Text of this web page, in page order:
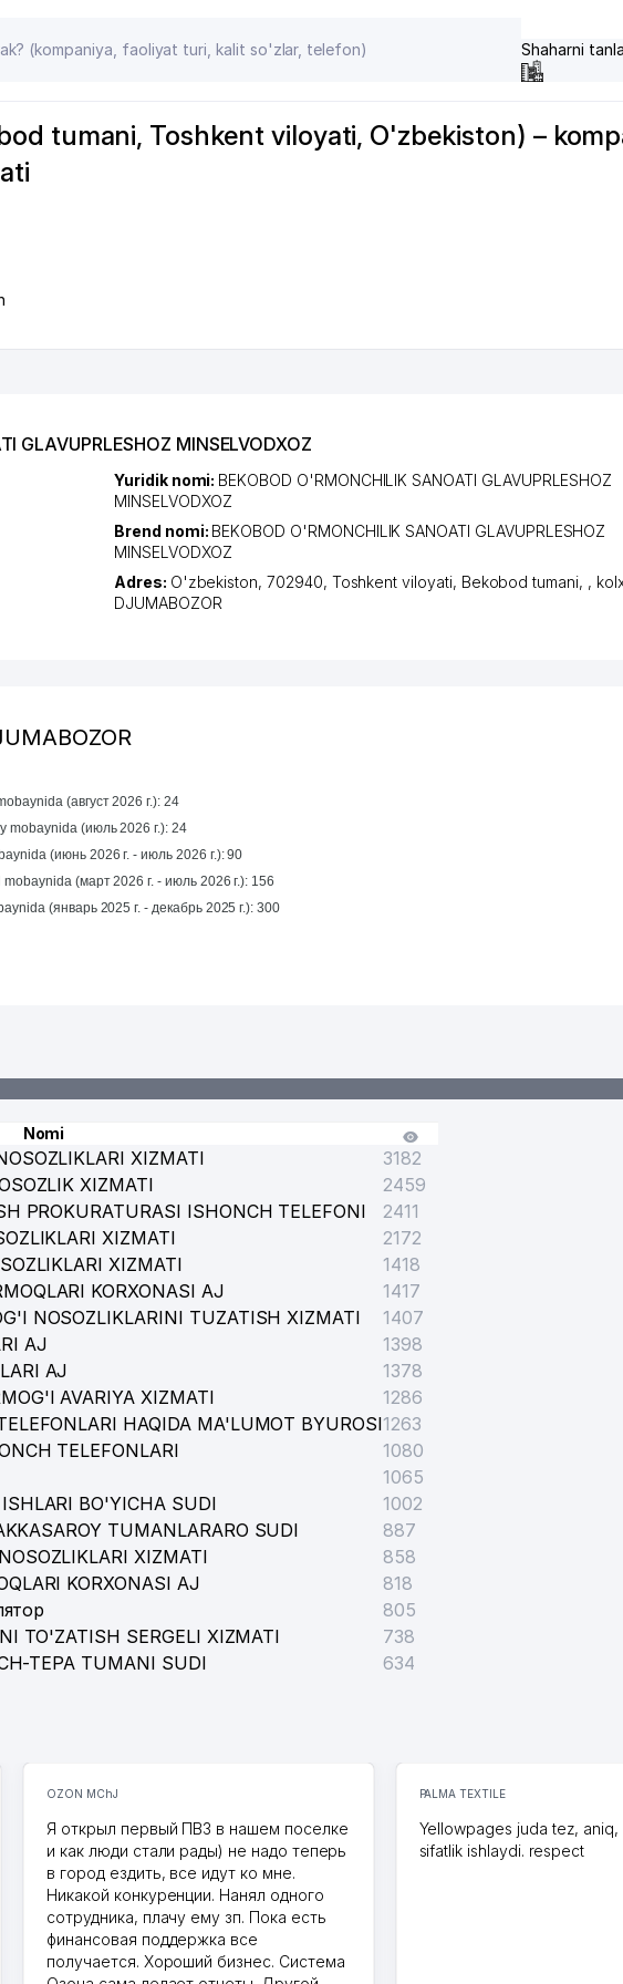
Shaharni
tumani, Toshkent viloyati, O'zbekiston) –
GLAVUPRLESHOZ MINSELVODXOZ
Yuridik nomi: BEKOBOD O'RMONCHILIK SANOATI GLAVUPRLESHOZ
MINSELVODXOZ
Brend nomi: BEKOBOD O'RMONCHILIK SANOATI GLAVUPRLESHOZ
MINSELVODXOZ
Adres: O'zbekiston, 702940, Toshkent viloyati, Bekobod tumani, ,
DJUMABOZOR
(август 2026 г.): 24
mobaynida (июль 2026 г.): 24
(июнь 2026 г. - июль 2026 г.): 90
mobaynida (март 2026 г. - июль 2026 г.): 156
1 yil mobaynida (январь 2025 г. - декабрь 2025 г.): 300
Nomi
XIZMATI
3182
XIZMATI
2459
PROKURATURASI ISHONCH TELEFONI
2411
XIZMATI
2172
XIZMATI
1418
KORXONASI AJ
1417
NOSOZLIKLARINI TUZATISH XIZMATI
1407
AJ
1398
AJ
1378
AVARIYA XIZMATI
1286
HAQIDA MA'LUMOT BYUROSI1263
TELEFONLARI
1080
1065
BO'YICHA SUDI
1002
TUMANLARARO SUDI
887
XIZMATI
858
KORXONASI AJ
818
805
TO'ZATISH SERGELI XIZMATI
738
TEPA TUMANI SUDI 634
OZON MChJ
Я открыл первый ПВЗ в нашем поселке
и как люди стали рады) не надо теперь
в город ездить, все идут ко мне.
Никакой конкуренции. Нанял одного
сотрудника, плачу ему зп. Пока есть
финансовая поддержка все
получается. Хороший бизнес. Система
PALMA TEXTILE
Yellowpages juda tez,
sifatlik ishlaydi. respect